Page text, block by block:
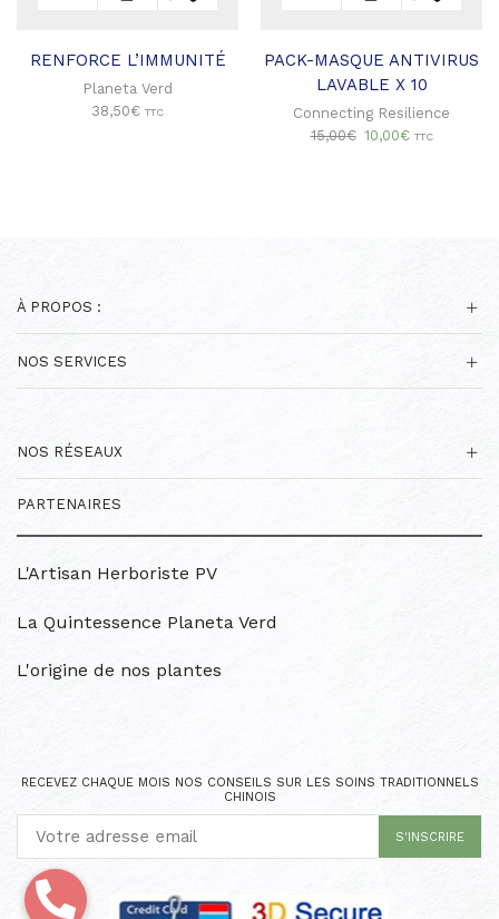
RENFORCE L’IMMUNITÉ
Planeta Verd
38,50€ TTC
PACK-MASQUE ANTIVIRUS
LAVABLE X 10
Connecting Resilience
15,00€ Le
10,00€Le
TTC
À PROPOS :
NOS SERVICES
NOS RÉSEAUX
PARTENAIRES
L'Artisan Herboriste PV
La Quintessence Planeta Verd
L'origine de nos plantes
RECEVEZ CHAQUE MOIS NOS CONSEILS SUR LES SOINS TRADITIONNELS
CHINOIS